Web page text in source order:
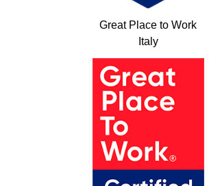
Great Place to Work
Italy